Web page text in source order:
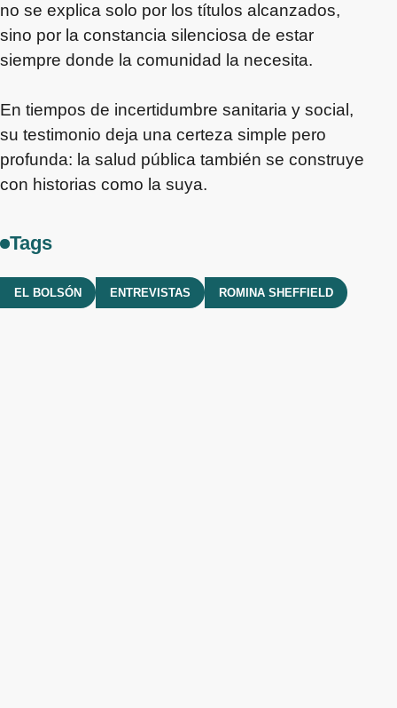
no se explica solo por los títulos alcanzados,
sino por la constancia silenciosa de estar
siempre donde la comunidad la necesita.
En tiempos de incertidumbre sanitaria y social,
su testimonio deja una certeza simple pero
profunda: la salud pública también se construye
con historias como la suya.
Tags
EL BOLSÓN ENTREVISTAS ROMINA SHEFFIELD